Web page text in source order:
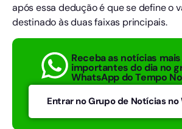
após essa dedução é que se define o
destinado às duas faixas principais.
Receba as notícias mais
importantes do dia no
WhatsApp do Tempo
Entrar no Grupo de Notícias